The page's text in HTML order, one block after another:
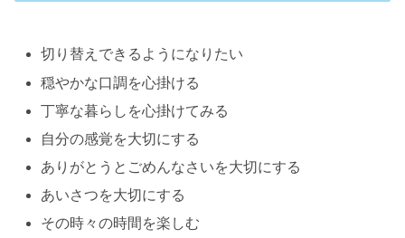
切り替えできるようになりたい
穏やかな口調を心掛ける
丁寧な暮らしを心掛けてみる
自分の感覚を大切にする
ありがとうとごめんなさいを大切にする
あいさつを大切にする
その時々の時間を楽しむ